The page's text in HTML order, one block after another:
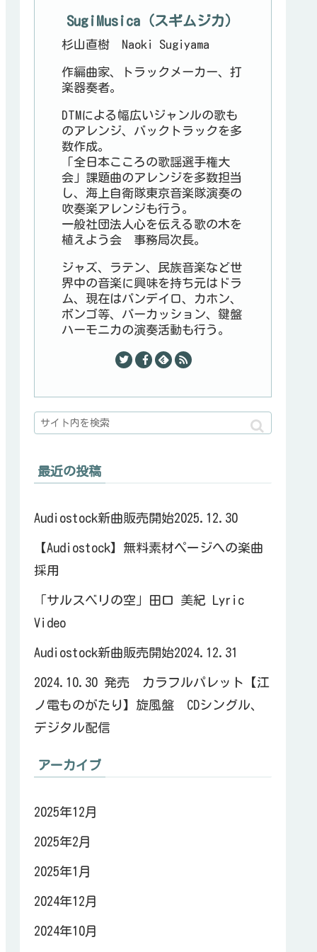
SugiMusica（スギムジカ）
杉山直樹 Naoki Sugiyama
作編曲家、トラックメーカー、打
楽器奏者。
DTMによる幅広いジャンルの歌も
のアレンジ、バックトラックを多
数作成。
「全日本こころの歌謡選手権大
会」課題曲のアレンジを多数担当
し、海上自衛隊東京音楽隊演奏の
吹奏楽アレンジも行う。
一般社団法人心を伝える歌の木を
植えよう会 事務局次長。
ジャズ、ラテン、民族音楽など世
界中の音楽に興味を持ち元はドラ
ム、現在はパンデイロ、カホン、
ボンゴ等、パーカッション、鍵盤
ハーモニカの演奏活動も行う。
最近の投稿
Audiostock新曲販売開始2025.12.30
【Audiostock】無料素材ページへの楽曲
採用
「サルスベリの空」田口 美紀 Lyric
Video
Audiostock新曲販売開始2024.12.31
2024.10.30 発売 カラフルパレット【江
ノ電ものがたり】旋風盤 CDシングル、
デジタル配信
アーカイブ
2025年12月
2025年2月
2025年1月
2024年12月
2024年10月